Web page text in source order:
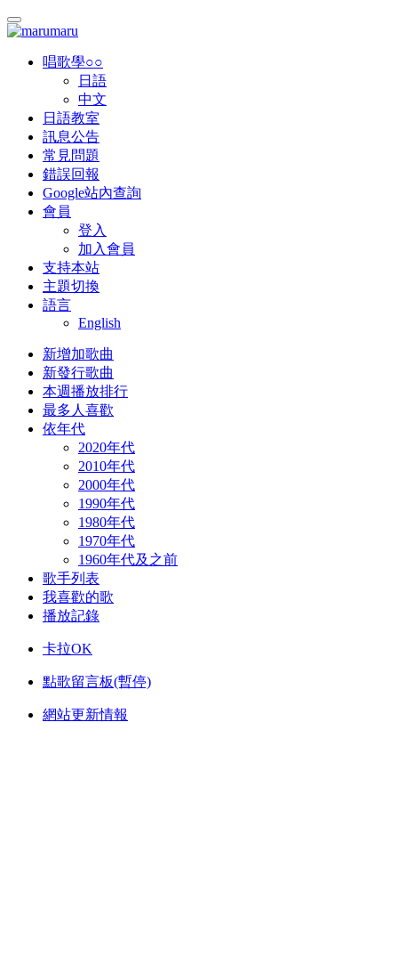
唱歌學○○
日語
中文
日語教室
訊息公告
常見問題
錯誤回報
Google站內查詢
會員
登入
加入會員
支持本站
主題切換
語言
English
新增加歌曲
新發行歌曲
本週播放排行
最多人喜歡
依年代
2020年代
2010年代
2000年代
1990年代
1980年代
1970年代
1960年代及之前
歌手列表
我喜歡的歌
播放記錄
卡拉OK
點歌留言板(暫停)
網站更新情報